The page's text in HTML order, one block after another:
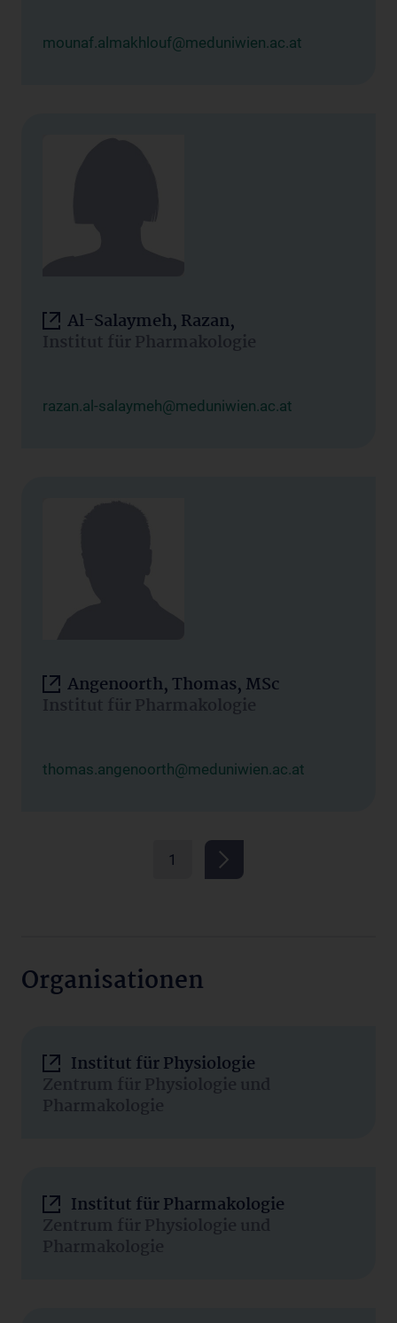
mounaf.almakhlouf@meduniwien.ac.at
Al-Salaymeh, Razan,
Institut für Pharmakologie
razan.al-salaymeh@meduniwien.ac.at
Angenoorth, Thomas, MSc
Institut für Pharmakologie
thomas.angenoorth@meduniwien.ac.at
1
Organisationen
Institut für Physiologie
Zentrum für Physiologie und
Pharmakologie
Institut für Pharmakologie
Zentrum für Physiologie und
Pharmakologie